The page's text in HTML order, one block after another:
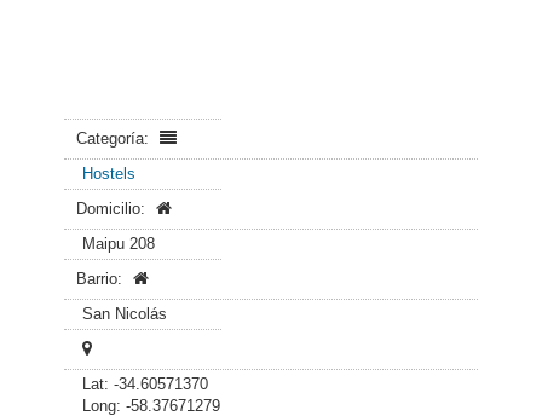
Categoría:
Hostels
Domicilio:
Maipu 208
Barrio:
San Nicolás
Lat: -34.60571370
Long: -58.37671279